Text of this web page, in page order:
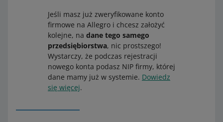
rozliczeniowy.
2. Decyzja o nadaniu numeru identyfikacji
podatkowej NIP.
Spółdzielnia
Dokument
rejestrowy
1. Statut spółdzielni.
Jeśli masz już zweryfikowane konto
firmowe na Allegro i chcesz założyć
kolejne, na dane tego samego
przedsiębiorstwa, nic prostszego!
Wystarczy, że podczas rejestracji
nowego konta podasz NIP firmy, której
dane mamy już w systemie. Dowiedz
się więcej.